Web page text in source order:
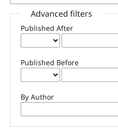
Advanced filters
Published After
Published Before
By Author